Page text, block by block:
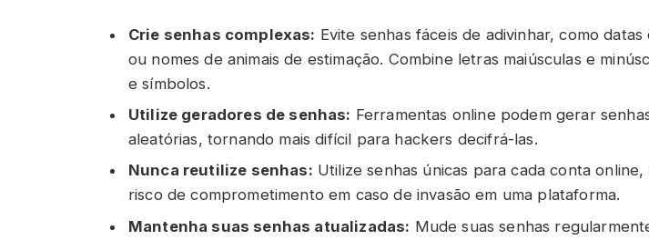
Crie senhas complexas: Evite senhas fáceis de adivinhar, como datas
ou nomes de animais de estimação. Combine letras maiúsculas e
e símbolos.
Utilize geradores de senhas: Ferramentas online podem gerar
aleatórias, tornando mais difícil para hackers decifrá-las.
Nunca reutilize senhas: Utilize senhas únicas para cada conta online,
risco de comprometimento em caso de invasão em uma plataforma.
Mantenha suas senhas atualizadas: Mude suas senhas